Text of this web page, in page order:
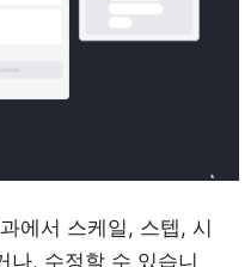
에서 스케일, 스텝, 시
나, 수정할 수 있습니